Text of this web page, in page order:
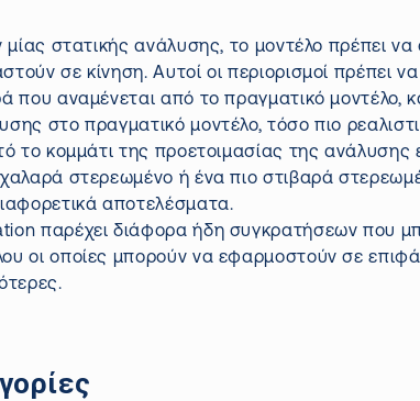
μίας στατικής ανάλυσης, το μοντέλο πρέπει
σε κίνηση. Αυτοί οι περιορισμοί πρέπει να
που αναμένεται από το πραγματικό μοντέλο,
στο πραγματικό μοντέλο, τόσο πιο
το κομμάτι της προετοιμασίας της ανάλυσης
στερεωμένο ή ένα πιο στιβαρά
αποτελέσματα.
παρέχει διάφορα ήδη συγκρατήσεων που
οι οποίες μπορούν να εφαρμοστούν σε